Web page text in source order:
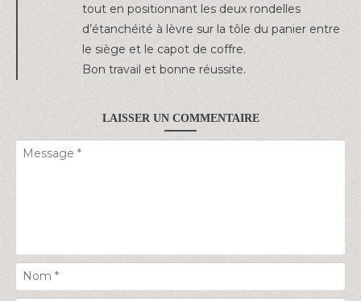
tout en positionnant les deux rondelles
d’étanchéité à lèvre sur la tôle du panier entre
le siège et le capot de coffre.
Bon travail et bonne réussite.
LAISSER UN COMMENTAIRE